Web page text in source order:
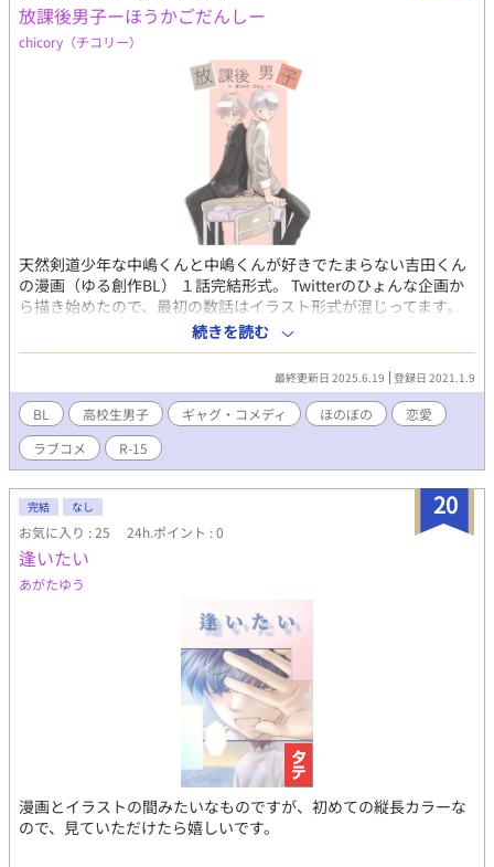
放課後男子ーほうかごだんしー
chicory（チコリー）
天然剣道少年な中嶋くんと中嶋くんが好きでたまらない吉田くん
の漫画（ゆる創作BL） １話完結形式。 Twitterのひょんな企画か
ら描き始めたので、最初の数話はイラスト形式が混じってます。
どこから読んでもさほど問題ありませんので、お好きなところか
らどうぞ。 ちなみに回が進むほど親密度はすこーしずつ増してま
す（笑） 脇役漫画、わんこ化漫画を別章仕立てでまとめてます。
続きを読む
最終更新日 2025.6.19 登録日 2021.1.9
BL 高校生男子 ギャグ・コメディ ほのぼの
恋愛
ラブコメ
R-15
20
完結 なし
お気に入り : 25 24h.ポイント : 0
逢いたい
あがたゆう
漫画とイラストの間みたいなものですが、初めての縦長カラーな
ので、見ていただけたら嬉しいです。